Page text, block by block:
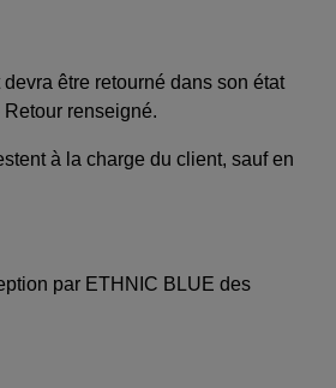
être retourné dans son état
renseigné.
à la charge du client, sauf en
par ETHNIC BLUE des